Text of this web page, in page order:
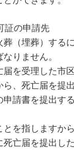
証の申請先
（埋葬）する
りません。
を受理した市区
ら、死亡届を提
請書を提出す
を指しますか
亡届を提出し